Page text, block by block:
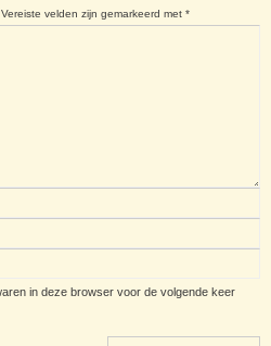
Vereiste velden zijn gemarkeerd met *
in deze browser voor de volgende keer